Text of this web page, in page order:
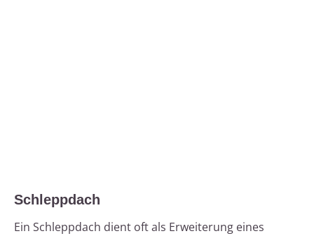
Schleppdach
Ein Schleppdach dient oft als Erweiterung eines